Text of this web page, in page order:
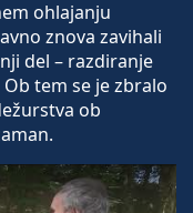
ohlajanju
znova zavihali
del – razdiranje
tem se je zbralo
ob